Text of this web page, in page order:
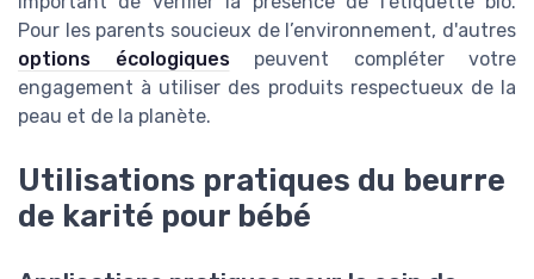
Pour les parents soucieux de l’environnement, d'autres
options écologiquespeuvent compléter votre
engagement à utiliser des produits respectueux de la
peau et de la planète.
Utilisations pratiques du beurre
de karité pour bébé